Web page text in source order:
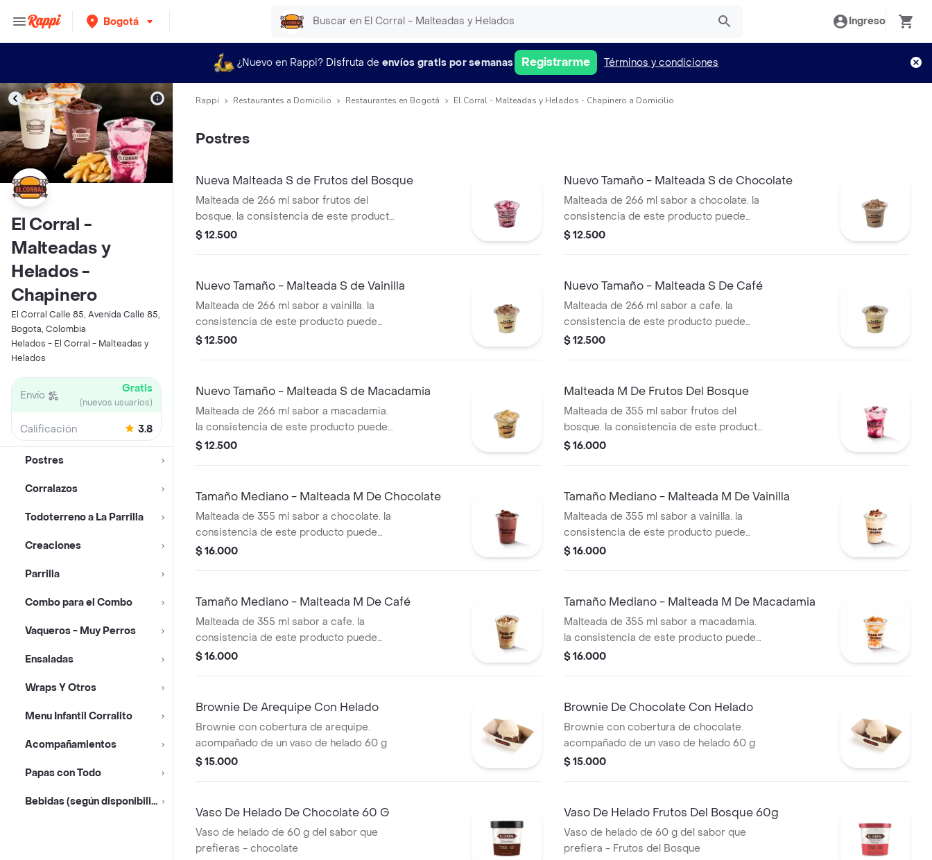
Bogotá Ingreso
¿Nuevo en Rappi? Disfruta de envíos gratis por semanas Registrarme Términos y condiciones
El Corral -
Malteadas y
Helados -
Chapinero
El Corral Calle 85, Avenida Calle 85,
Bogota, Colombia
Helados - El Corral - Malteadas y
Helados
Envío Gratis
(nuevos usuarios)
Calificación 3.8
Postres
Corralazos
Todoterreno a La Parrilla
Creaciones
Parrilla
Combo para el Combo
Vaqueros - Muy Perros
Ensaladas
Wraps Y Otros
Menu Infantil Corralito
Acompañamientos
Papas con Todo
Bebidas (según disponibilidad)
Rappi Restaurantes a Domicilio Restaurantes en Bogotá El Corral - Malteadas y Helados - Chapinero a Domicilio
Postres
Nueva Malteada S de Frutos del Bosque
Malteada de 266 ml sabor frutos del
bosque. la consistencia de este producto
puede variar debido al tiempo de
$ 12.500
Nuevo Tamaño - Malteada S de Chocolate
Malteada de 266 ml sabor a chocolate. la
consistencia de este producto puede
variar debido al tiempo de entrega.
$ 12.500
Nuevo Tamaño - Malteada S de Vainilla
Malteada de 266 ml sabor a vainilla. la
consistencia de este producto puede
variar debido al tiempo de entrega.
$ 12.500
Nuevo Tamaño - Malteada S De Café
Malteada de 266 ml sabor a cafe. la
consistencia de este producto puede
variar debido al tiempo de entrega
$ 12.500
Nuevo Tamaño - Malteada S de Macadamia
Malteada de 266 ml sabor a macadamia.
la consistencia de este producto puede
variar debido al tiempo de entrega.
$ 12.500
Malteada M De Frutos Del Bosque
Malteada de 355 ml sabor frutos del
bosque. la consistencia de este producto
puede variar debido al tiempo de
$ 16.000
Tamaño Mediano - Malteada M De Chocolate
Malteada de 355 ml sabor a chocolate. la
consistencia de este producto puede
variar debido al tiempo de entrega.
$ 16.000
Tamaño Mediano - Malteada M De Vainilla
Malteada de 355 ml sabor a vainilla. la
consistencia de este producto puede
variar debido al tiempo de entrega.
$ 16.000
Tamaño Mediano - Malteada M De Café
Malteada de 355 ml sabor a cafe. la
consistencia de este producto puede
variar debido al tiempo de entrega
$ 16.000
Tamaño Mediano - Malteada M De Macadamia
Malteada de 355 ml sabor a macadamia.
la consistencia de este producto puede
variar debido al tiempo de entrega.
$ 16.000
Brownie De Arequipe Con Helado
Brownie con cobertura de arequipe.
acompañado de un vaso de helado 60 g
$ 15.000
Brownie De Chocolate Con Helado
Brownie con cobertura de chocolate.
acompañado de un vaso de helado 60 g
$ 15.000
Vaso De Helado De Chocolate 60 G
Vaso de helado de 60 g del sabor que
prefieras - chocolate
Vaso De Helado Frutos Del Bosque 60g
Vaso de helado de 60 g del sabor que
prefiera - Frutos del Bosque